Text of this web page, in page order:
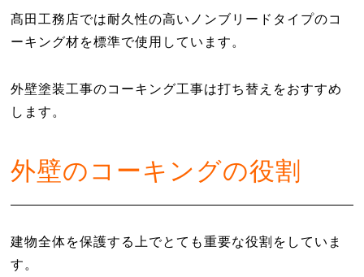
髙田工務店では耐久性の高いノンブリードタイプのコ
ーキング材を標準で使用しています。
外壁塗装工事のコーキング工事は打ち替えをおすすめ
します。
外壁のコーキングの役割
建物全体を保護する上でとても重要な役割をしていま
す。